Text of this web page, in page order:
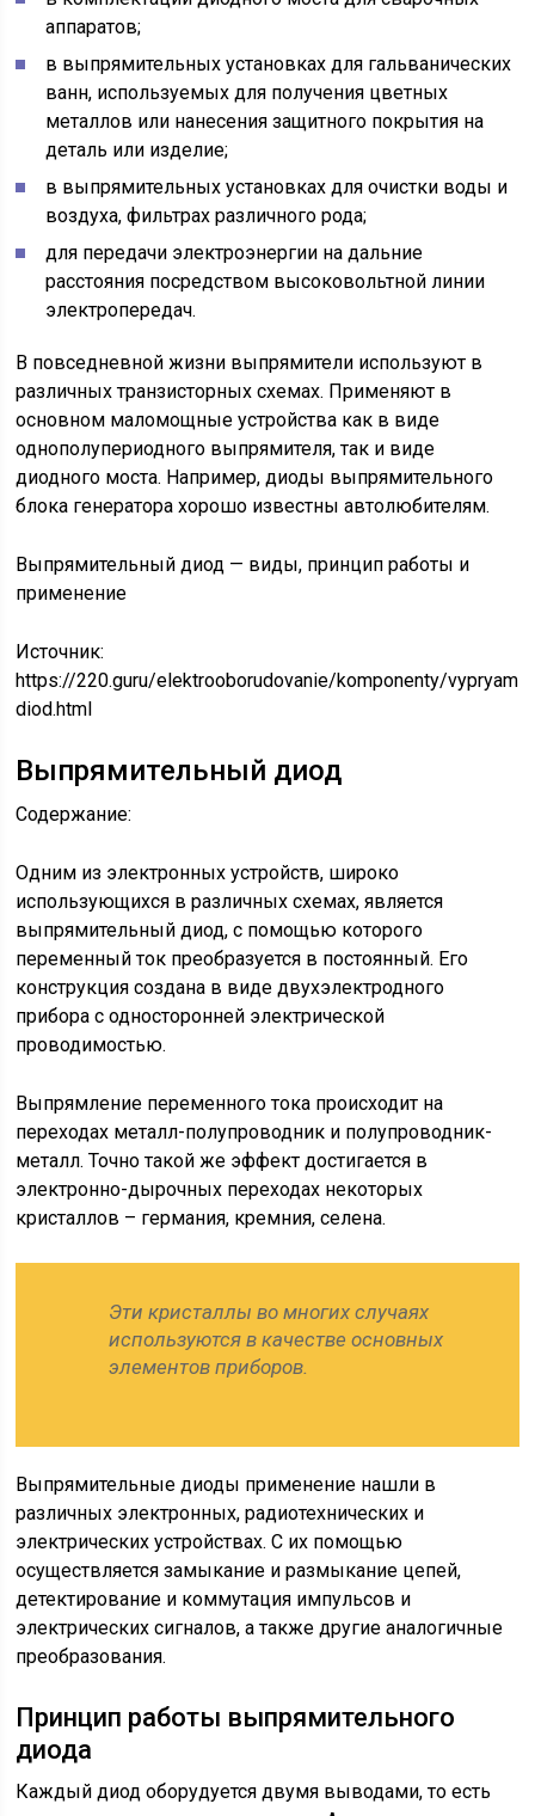
аппаратов;
в выпрямительных установках для гальванических
ванн, используемых для получения цветных
металлов или нанесения защитного покрытия на
деталь или изделие;
в выпрямительных установках для очистки воды и
воздуха, фильтрах различного рода;
для передачи электроэнергии на дальние
расстояния посредством высоковольтной линии
электропередач.
В повседневной жизни выпрямители используют в
различных транзисторных схемах. Применяют в
основном маломощные устройства как в виде
однополупериодного выпрямителя, так и виде
диодного моста. Например, диоды выпрямительного
блока генератора хорошо известны автолюбителям.
Выпрямительный диод — виды, принцип работы и
применение
Источник:
https://220.guru/elektrooborudovanie/komponenty/
diod.html
Выпрямительный диод
Содержание:
Одним из электронных устройств, широко
использующихся в различных схемах, является
выпрямительный диод, с помощью которого
переменный ток преобразуется в постоянный. Его
конструкция создана в виде двухэлектродного
прибора с односторонней электрической
проводимостью.
Выпрямление переменного тока происходит на
переходах металл-полупроводник и полупроводник-
металл. Точно такой же эффект достигается в
электронно-дырочных переходах некоторых
кристаллов – германия, кремния, селена.
Эти кристаллы во многих случаях
используются в качестве основных
элементов приборов.
Выпрямительные диоды применение нашли в
различных электронных, радиотехнических и
электрических устройствах. С их помощью
осуществляется замыкание и размыкание цепей,
детектирование и коммутация импульсов и
электрических сигналов, а также другие аналогичные
преобразования.
Принцип работы выпрямительного
диода
Каждый диод оборудуется двумя выводами, то есть